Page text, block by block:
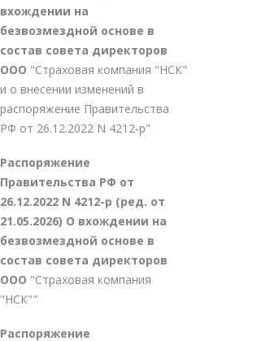
вхождении на
безвозмездной основе в
состав совета директоров
ООО "Страховая компания "НСК"
и о внесении изменений в
распоряжение Правительства
РФ от 26.12.2022 N 4212-р"
Распоряжение
Правительства РФ от
26.12.2022 N 4212-р (ред. от
21.05.2026) О вхождении на
безвозмездной основе в
состав совета директоров
ООО "Страховая компания
"НСК""
Распоряжение